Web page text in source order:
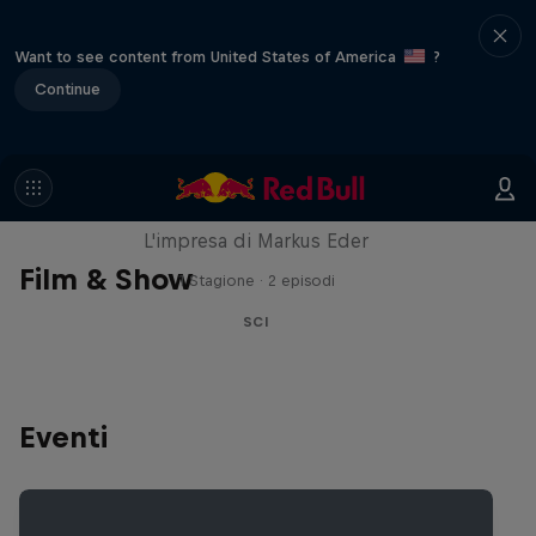
Want to see content from United States of America
?
Continue
Film & Show
The Ultimate Run
L'impresa di Markus Eder
1 Stagione · 2 episodi
SCI
Eventi